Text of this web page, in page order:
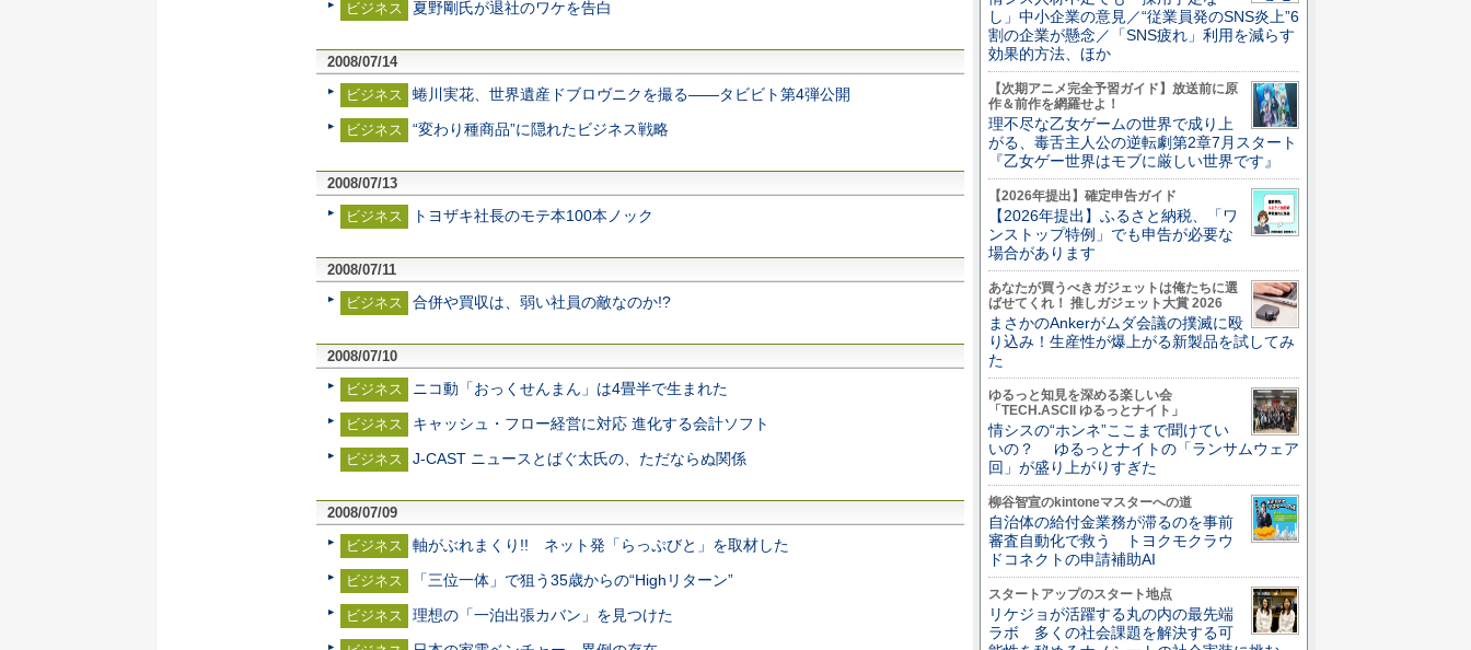
ビジネス 夏野剛氏が退社のワケを告白
2008/07/14
ビジネス
蜷川実花、世界遺産ドブロヴニクを撮る――タビビト第4弾公開
ビジネス “変わり種商品”に隠れたビジネス戦略
2008/07/13
ビジネス
トヨザキ社長のモテ本100本ノック
2008/07/11
ビジネス
合併や買収は、弱い社員の敵なのか!?
2008/07/10
ビジネス
ニコ動「おっくせんまん」は4畳半で生まれた
ビジネス キャッシュ・フロー経営に対応 進化する会計ソフト
ビジネス J-CAST ニュースとばぐ太氏の、ただならぬ関係
2008/07/09
ビジネス
軸がぶれまくり!! ネット発「らっぷびと」を取材した
ビジネス 「三位一体」で狙う35歳からの“Highリターン”
ビジネス 理想の「一泊出張カバン」を見つけた
し」中小企業の意見／“従業員発のSNS炎上”6
割の企業が懸念／「SNS疲れ」利用を減らす
効果的方法、ほか
【次期アニメ完全予習ガイド】放送前に原
作＆前作を網羅せよ！
理不尽な乙女ゲームの世界で成り上
がる、毒舌主人公の逆転劇第2章7月スタート
『乙女ゲー世界はモブに厳しい世界です』
【2026年提出】確定申告ガイド
【2026年提出】ふるさと納税、「ワ
ンストップ特例」でも申告が必要な
場合があります
あなたが買うべきガジェットは俺たちに選
ばせてくれ！ 推しガジェット大賞 2026
まさかのAnkerがムダ会議の撲滅に殴
り込み！生産性が爆上がる新製品を試してみ
た
ゆるっと知見を深める楽しい会
「TECH.ASCII ゆるっとナイト」
情シスの“ホンネ”ここまで聞けてい
いの？ ゆるっとナイトの「ランサムウェア
回」が盛り上がりすぎた
柳谷智宣のkintoneマスターへの道
自治体の給付金業務が滞るのを事前
審査自動化で救う トヨクモクラウ
ドコネクトの申請補助AI
スタートアップのスタート地点
リケジョが活躍する丸の内の最先端
ラボ 多くの社会課題を解決する可